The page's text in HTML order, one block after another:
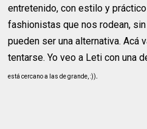
entretenido, con estilo y
fashionistas que nos rodean,
pueden ser una alternativa. Acá
tentarse. Yo veo a Leti con una
está cercano a las de grande, :)).